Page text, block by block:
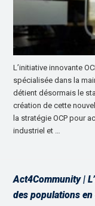
L’initiative innovante
spécialisée dans la
détient désormais le
création de cette
la stratégie OCP pour
industriel et …
Act4Community |
des populations en